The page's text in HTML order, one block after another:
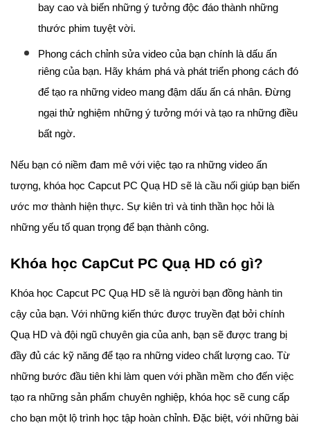
bay cao và biến những ý tưởng độc đáo thành những
thước phim tuyệt vời.
Phong cách chỉnh sửa video của bạn chính là dấu ấn
riêng của bạn. Hãy khám phá và phát triển phong cách đó
để tạo ra những video mang đậm dấu ấn cá nhân. Đừng
ngại thử nghiệm những ý tưởng mới và tạo ra những điều
bất ngờ.
Nếu bạn có niềm đam mê với việc tạo ra những video ấn
tượng, khóa học Capcut PC Quạ HD sẽ là cầu nối giúp bạn biến
ước mơ thành hiện thực. Sự kiên trì và tinh thần học hỏi là
những yếu tố quan trọng để bạn thành công.
Khóa học CapCut PC Quạ HD có gì?
Khóa học Capcut PC Quạ HD sẽ là người bạn đồng hành tin
cậy của bạn. Với những kiến thức được truyền đạt bởi chính
Quạ HD và đội ngũ chuyên gia của anh, bạn sẽ được trang bị
đầy đủ các kỹ năng để tạo ra những video chất lượng cao. Từ
những bước đầu tiên khi làm quen với phần mềm cho đến việc
tạo ra những sản phẩm chuyên nghiệp, khóa học sẽ cung cấp
cho bạn một lộ trình học tập hoàn chỉnh. Đặc biệt, với những bài